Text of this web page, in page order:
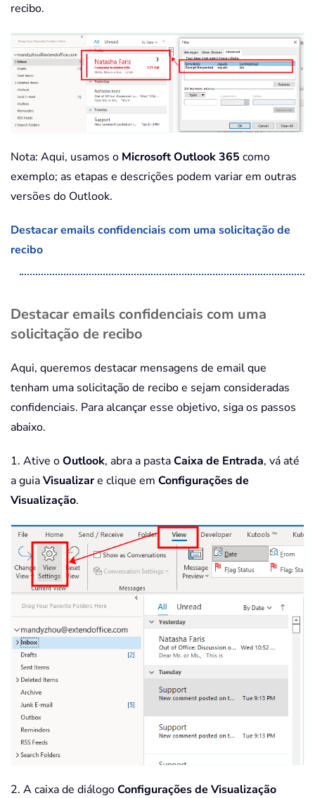
recibo.
Nota: Aqui, usamos o Microsoft Outlook 365 como
exemplo; as etapas e descrições podem variar em outras
versões do Outlook.
Destacar emails confidenciais com uma solicitação de
recibo
Destacar emails confidenciais com uma
solicitação de recibo
Aqui, queremos destacar mensagens de email que
tenham uma solicitação de recibo e sejam consideradas
confidenciais. Para alcançar esse objetivo, siga os passos
abaixo.
1. Ative oOutlook, abra a pastaCaixa de Entrada, vá até
a guiaVisualizare clique em Configurações de
Visualização.
2. A caixa de diálogoConfigurações de Visualização